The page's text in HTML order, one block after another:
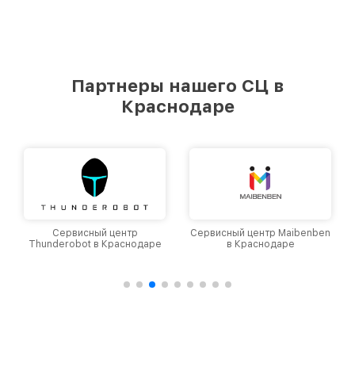
Партнеры нашего СЦ в
Краснодаре
Сервисный центр
Thunderobot в Краснодаре
Сервисный центр Maibenben
в Краснодаре